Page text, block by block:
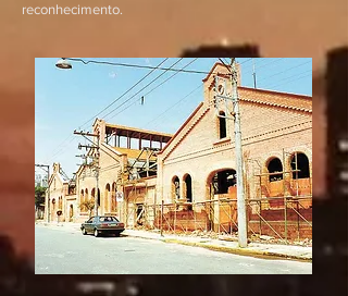
reconhecimento.